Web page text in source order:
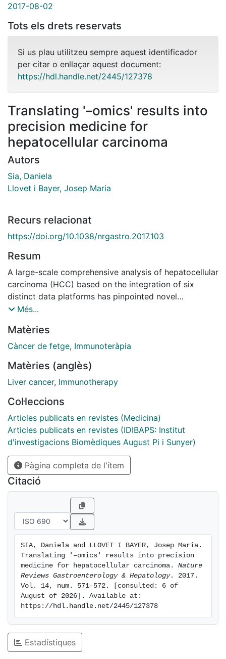
2017-08-02
Tots els drets reservats
Si us plau utilitzeu sempre aquest identificador
per citar o enllaçar aquest document:
https://hdl.handle.net/2445/127378
Translating '–omics' results into
precision medicine for
hepatocellular carcinoma
Autors
Sia, Daniela
Llovet i Bayer, Josep Maria
Recurs relacionat
https://doi.org/10.1038/nrgastro.2017.103
Resum
A large-scale comprehensive analysis of hepatocellular
carcinoma (HCC) based on the integration of six
distinct data platforms has pinpointed novel
oncogenic processes and prognostic subgroups.
subclasses and fuel the need for a clear strategy of
precision medicine in HCC.
Més...
Matèries
Càncer de fetge, Immunoteràpia
Matèries (anglès)
Liver cancer, Immunotherapy
Col·leccions
Articles publicats en revistes (Medicina)
Articles publicats en revistes (IDIBAPS: Institut
d'investigacions Biomèdiques August Pi i Sunyer)
Pàgina completa de l'ítem
Citació
SIA, Daniela and LLOVET I BAYER, Josep Maria.
Translating '–omics' results into precision
medicine for hepatocellular carcinoma. Nature
Reviews Gastroenterology & Hepatology. 2017.
Vol. 14, num. 571-572. [consulted: 6 of
August of 2026]. Available at:
https://hdl.handle.net/2445/127378
Estadístiques